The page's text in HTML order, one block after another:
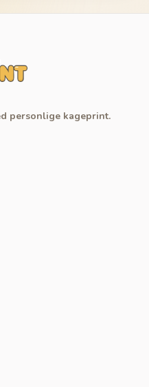
personlige kageprint.